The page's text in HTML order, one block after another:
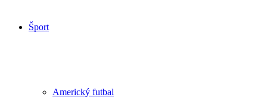
Šport
Americký futbal